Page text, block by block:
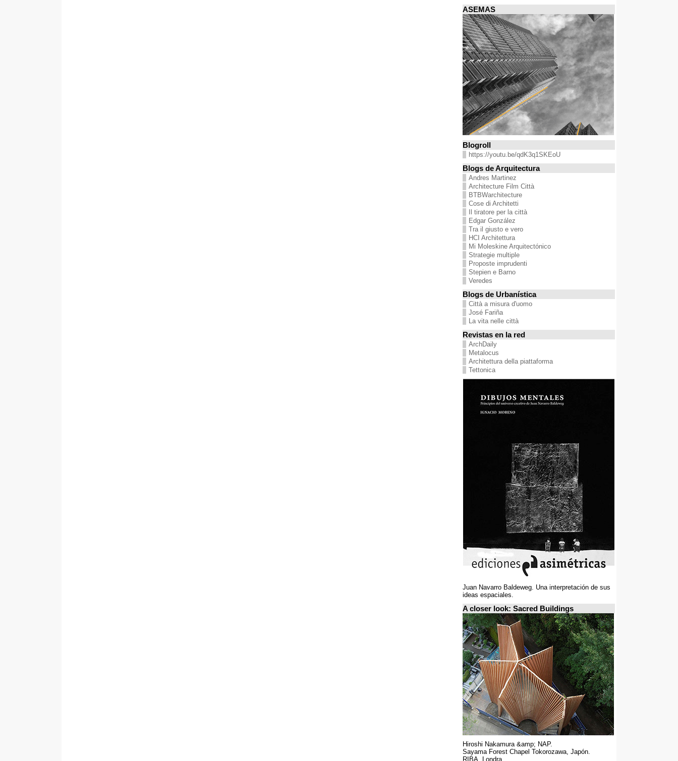
ASEMAS
Blogroll
https://youtu.be/qdK3q1SKEoU
Blogs de Arquitectura
Andres Martinez
Architecture Film Città
BTBWarchitecture
Cose di Architetti
Il tiratore per la città
Edgar González
Tra il giusto e vero
HCI Architettura
Mi Moleskine Arquitectónico
Strategie multiple
Proposte imprudenti
Stepien e Barno
Veredes
Blogs de Urbanística
Città a misura d'uomo
José Fariña
La vita nelle città
Revistas en la red
ArchDaily
Metalocus
Architettura della piattaforma
Tettonica
Juan Navarro Baldeweg. Una interpretación de sus
ideas espaciales.
A closer look: Sacred Buildings
Hiroshi Nakamura &amp; NAP.
Sayama Forest Chapel Tokorozawa, Japón.
RIBA, Londra.